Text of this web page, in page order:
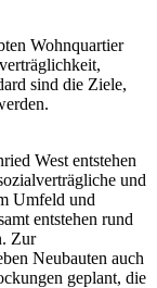
Wohnquartier
sind die Ziele,
West entstehen
und
Umfeld und
entstehen rund
Zur
Neubauten auch
geplant, die